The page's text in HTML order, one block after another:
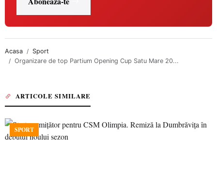
Acasa
Sport
Organizare de top Partium Opening Cup Satu Mare 20...
ARTICOLE SIMILARE
SPORT